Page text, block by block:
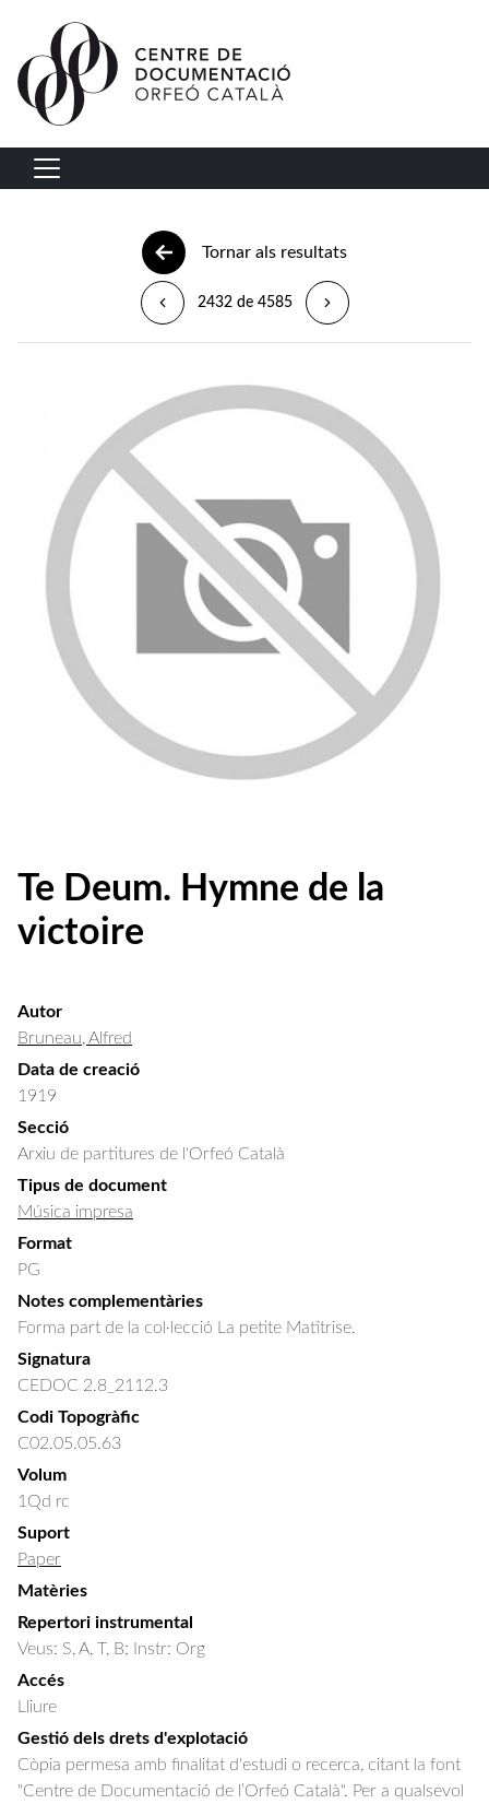
Vés al contingut
Navegació principal
Tornar als resultats
2432 de 4585
Te Deum. Hymne de la
victoire
Autor
Bruneau, Alfred
Data de creació
1919
Secció
Arxiu de partitures de l'Orfeó Català
Tipus de document
Música impresa
Format
PG
Notes complementàries
Forma part de la col·lecció La petite Matîtrise.
Signatura
CEDOC 2.8_2112.3
Codi Topogràfic
C02.05.05.63
Volum
1Qd rc
Suport
Paper
Matèries
Repertori instrumental
Veus: S, A, T, B; Instr: Org
Accés
Lliure
Gestió dels drets d'explotació
Còpia permesa amb finalitat d'estudi o recerca, citant la font
"Centre de Documentació de l’Orfeó Català". Per a qualsevol